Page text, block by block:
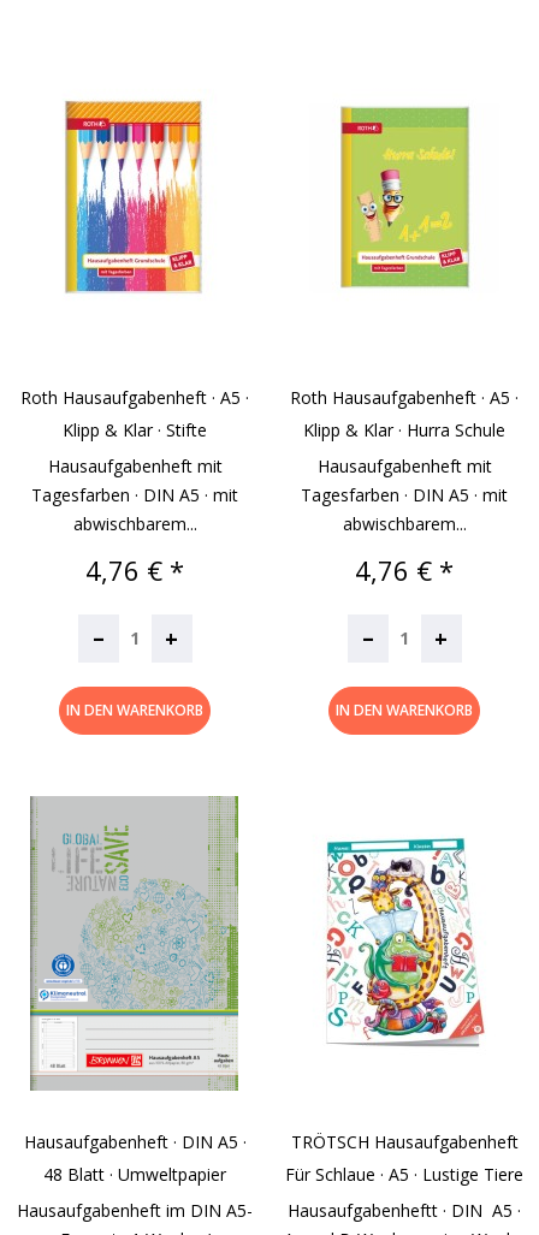
Roth Hausaufgabenheft · A5 ·
Klipp & Klar · Stifte
Hausaufgabenheft mit
Tagesfarben · DIN A5 · mit
abwischbarem...
Preis
4,76 € *
– +
IN DEN WARENKORB
Roth Hausaufgabenheft · A5 ·
Klipp & Klar · Hurra Schule
Hausaufgabenheft mit
Tagesfarben · DIN A5 · mit
abwischbarem...
Preis
4,76 € *
– +
IN DEN WARENKORB
Hausaufgabenheft · DIN A5 ·
48 Blatt · Umweltpapier
Hausaufgabenheft im DIN A5-
TRÖTSCH Hausaufgabenheft
Für Schlaue · A5 · Lustige Tiere
Hausaufgabenheftt · DIN A5 ·